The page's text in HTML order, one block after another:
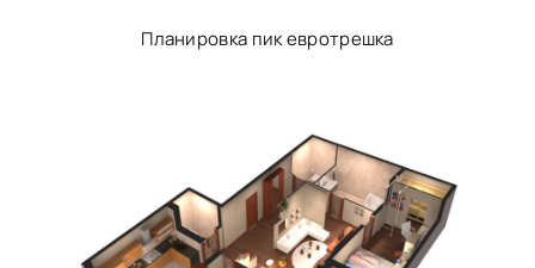
Планировка пик евротрешка